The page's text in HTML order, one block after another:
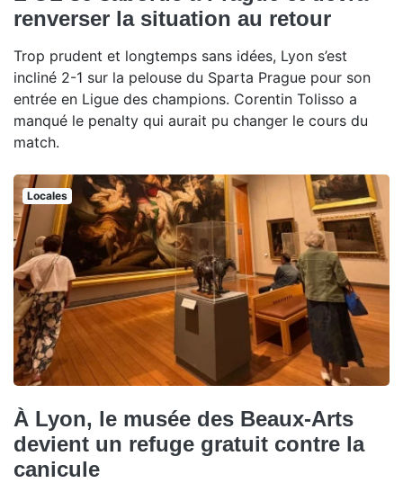
renverser la situation au retour
Trop prudent et longtemps sans idées, Lyon s’est
incliné 2-1 sur la pelouse du Sparta Prague pour son
entrée en Ligue des champions. Corentin Tolisso a
manqué le penalty qui aurait pu changer le cours du
match.
Locales
À Lyon, le musée des Beaux-Arts
devient un refuge gratuit contre la
canicule